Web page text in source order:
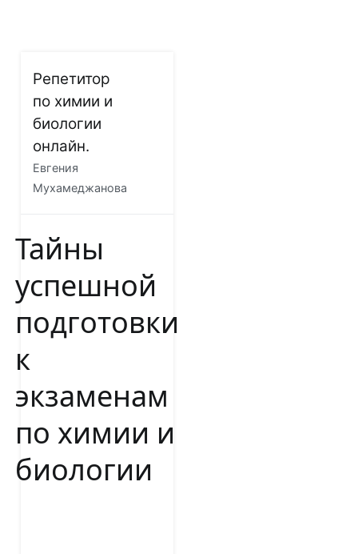
содержимому
Репетитор
по химии и
биологии
онлайн.
Евгения
Мухамеджанова
Тайны
успешной
подготовки
к
экзаменам
по химии и
биологии